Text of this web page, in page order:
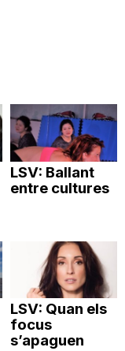
LSV: Ballant
entre cultures
LSV: Quan els
focus
s’apaguen